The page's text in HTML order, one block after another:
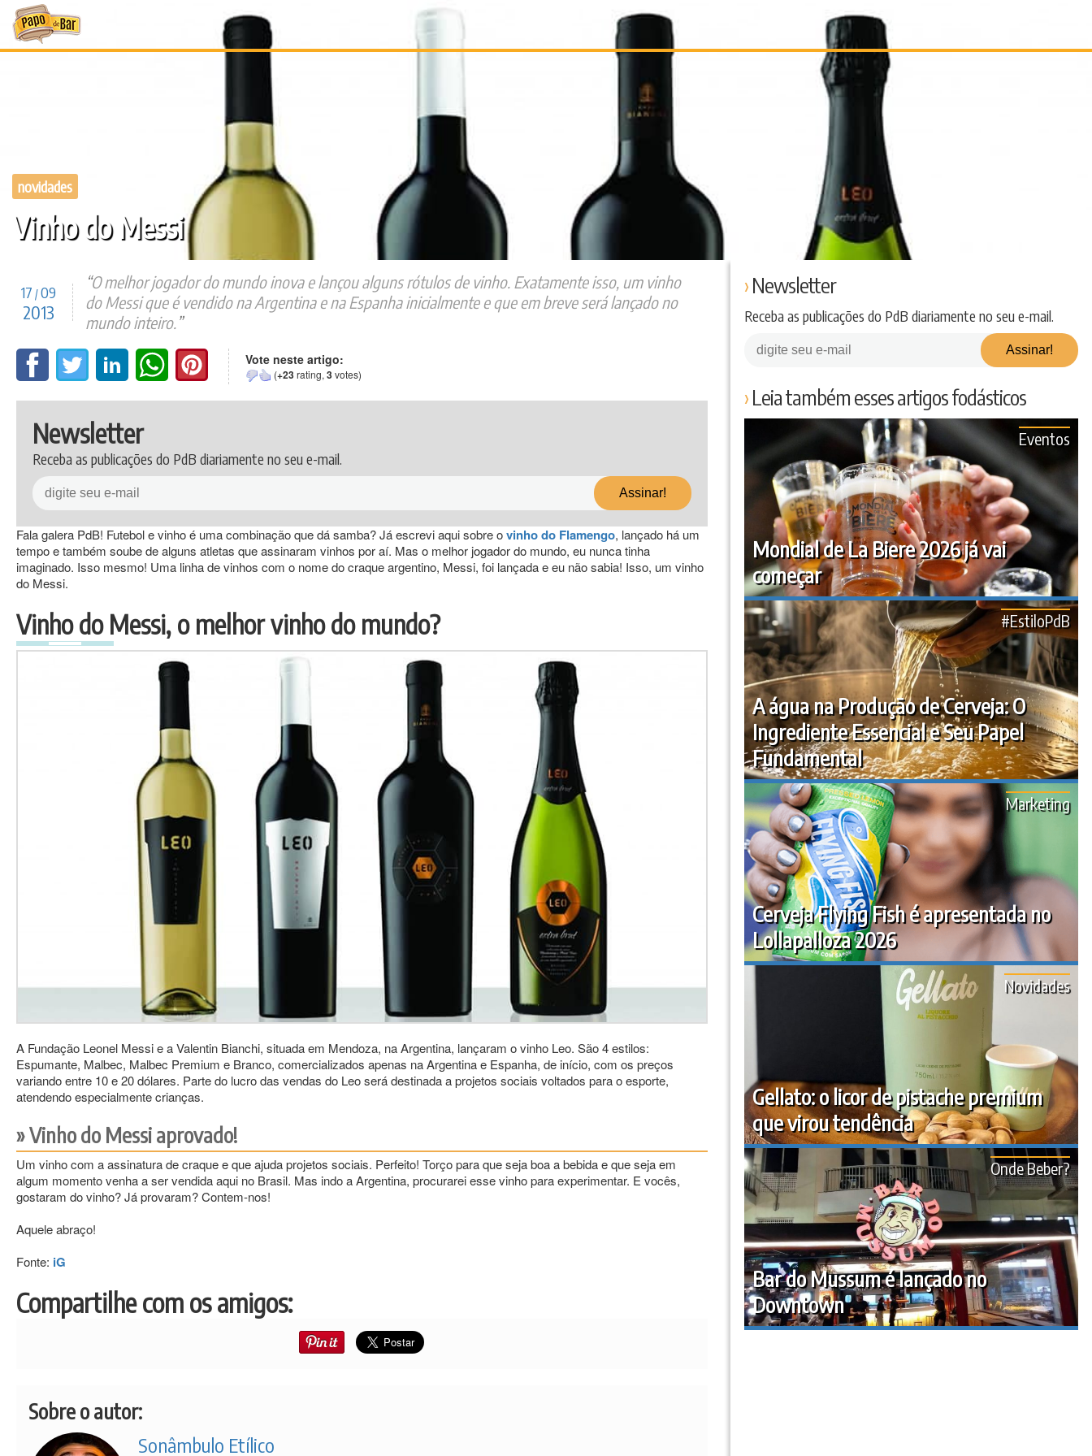
para
conteúdo
novidades
Vinho do Messi
17 /09
2013
O melhor jogador do mundo inova e lançou alguns rótulos de vinho. Exatamente isso, um vinho
do Messi que é vendido na Argentina e na Espanha inicialmente e que em breve será lançado no
mundo inteiro.
Vote neste artigo:
(+23rating, 3votes)
Newsletter
Receba as publicações do PdB diariamente no seu e-mail.
Fala galera PdB! Futebol e vinho é uma combinação que dá samba? Já escrevi aqui sobre ovinho do Flamengo, lançado há um
tempo e também soube de alguns atletas que assinaram vinhos por aí. Mas o melhor jogador do mundo, eu nunca tinha
imaginado. Isso mesmo! Uma linha de vinhos com o nome do craque argentino, Messi, foi lançada e eu não sabia! Isso, um vinho
do Messi.
Vinho do Messi, o melhor vinho do mundo?
A Fundação Leonel Messi e a Valentin Bianchi, situada em Mendoza, na Argentina, lançaram o vinho Leo. São 4 estilos:
Espumante, Malbec, Malbec Premium e Branco, comercializados apenas na Argentina e Espanha, de início, com os preços
variando entre 10 e 20 dólares. Parte do lucro das vendas do Leo será destinada a projetos sociais voltados para o esporte,
atendendo especialmente crianças.
Vinho do Messi aprovado!
Um vinho com a assinatura de craque e que ajuda projetos sociais. Perfeito! Torço para que seja boa a bebida e que seja em
algum momento venha a ser vendida aqui no Brasil. Mas indo a Argentina, procurarei esse vinho para experimentar. E vocês,
gostaram do vinho? Já provaram? Contem-nos!
Aquele abraço!
Fonte: iG
Compartilhe com os amigos:
Sobre o autor:
Sonâmbulo Etílico
Newsletter
Receba as publicações do PdB diariamente no seu e-mail.
Leia também esses artigos fodásticos
Mondial de La Biere 2026 já vai
começar
Eventos
A água na Produção de Cerveja: O
Ingrediente Essencial e Seu Papel
Fundamental
#EstiloPdB
Cerveja Flying Fish é apresentada no
Lollapalloza 2026
Marketing
Gellato: o licor de pistache premium
que virou tendência
Novidades
Bar do Mussum é lançado no
Downtown
Onde Beber?